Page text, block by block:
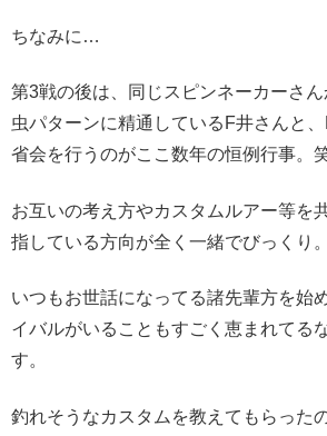
ちなみに…
第3戦の後は、同じスピンネーカーさん
虫パターンに精通しているF井さんと
省会を行うのがここ数年の恒例行事。
お互いの考え方やカスタムルアー等を
指している方向が全く一緒でびっくり
いつもお世話になってる諸先輩方を始
イバルがいることもすごく恵まれてる
す。
釣れそうなカスタムを教えてもらった